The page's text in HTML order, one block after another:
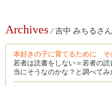
Archives / 吉中 みちるさ
本好きの子に育てるために そ
若者は読書をしない＝若者の
当にそうなのかな？と調べて